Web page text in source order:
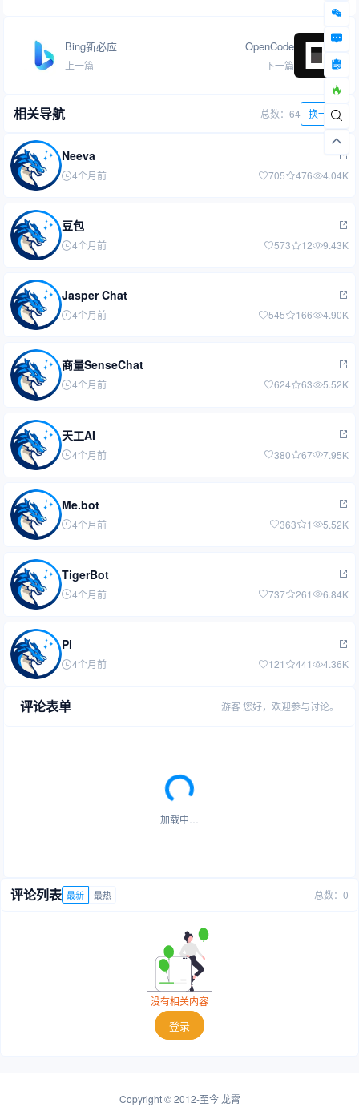
Bing新必应
上一篇
OpenCode
下一篇
相关导航 总数：64 换一批
Neeva
4个月前 705 476 4.04K
豆包
4个月前 573 12 9.43K
Jasper Chat
4个月前 545 166 4.90K
商量SenseChat
4个月前 624 63 5.52K
天工AI
4个月前 380 67 7.95K
Me.bot
4个月前 363 1 5.52K
TigerBot
4个月前 737 261 6.84K
Pi
4个月前 121 441 4.36K
评论表单 游客 您好，欢迎参与讨论。
加载中…
评论列表 最新 最热 总数：0
没有相关内容
登录
Copyright © 2012-至今龙霄